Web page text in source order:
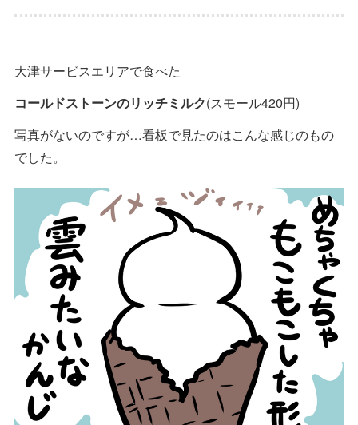
大津サービスエリアで食べた
コールドストーンのリッチミルク(スモール420円)
写真がないのですが…看板で見たのはこんな感じのもの
でした。